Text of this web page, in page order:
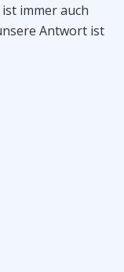
immer auch
Antwort ist